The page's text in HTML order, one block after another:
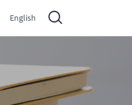
English